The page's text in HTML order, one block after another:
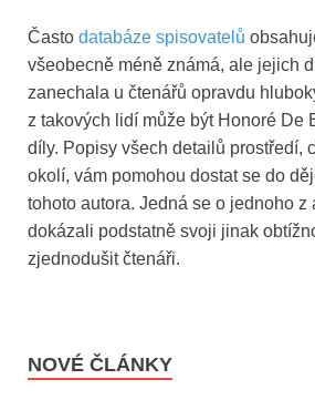
Často databáze spisovatelů
všeobecně méně známá, ale jejich
zanechala u čtenářů opravdu
z takových lidí může být Honoré De
díly. Popisy všech detailů prostředí,
okolí, vám pomohou dostat se do
tohoto autora. Jedná se o jednoho z
dokázali podstatně svoji jinak
zjednodušit čtenáři.
NOVÉ ČLÁNKY